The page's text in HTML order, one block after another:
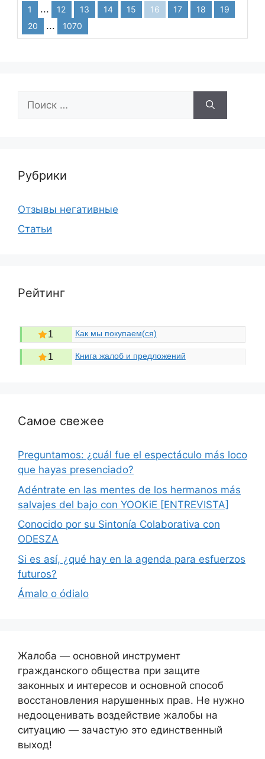
1 ... 12 13 14 15 16 17 18
19
20
... 1070
Рубрики
Отзывы негативные
Статьи
Рейтинг
1 Как мы покупаем(ся)
1 Книга жалоб и предложений
Самое свежее
Preguntamos: ¿cuál fue el espectáculo más loco
que hayas presenciado?
Adéntrate en las mentes de los hermanos más
salvajes del bajo con YOOKiE [ENTREVISTA]
Conocido por su Sintonía Colaborativa con
ODESZA
Si es así, ¿qué hay en la agenda para esfuerzos
futuros?
Ámalo o ódialo
Жалоба — основной инструмент
гражданского общества при защите
законных и интересов и основной способ
восстановления нарушенных прав. Не нужно
недооценивать воздействие жалобы на
ситуацию — зачастую это единственный
выход!